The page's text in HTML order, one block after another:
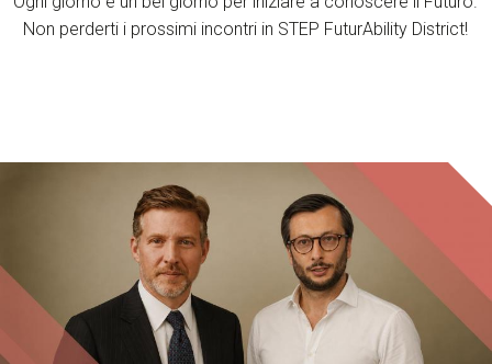
Non perderti i prossimi incontri in STEP FuturAbility District!